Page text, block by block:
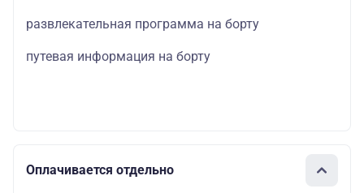
развлекательная программа на борту
путевая информация на борту
Оплачивается отдельно